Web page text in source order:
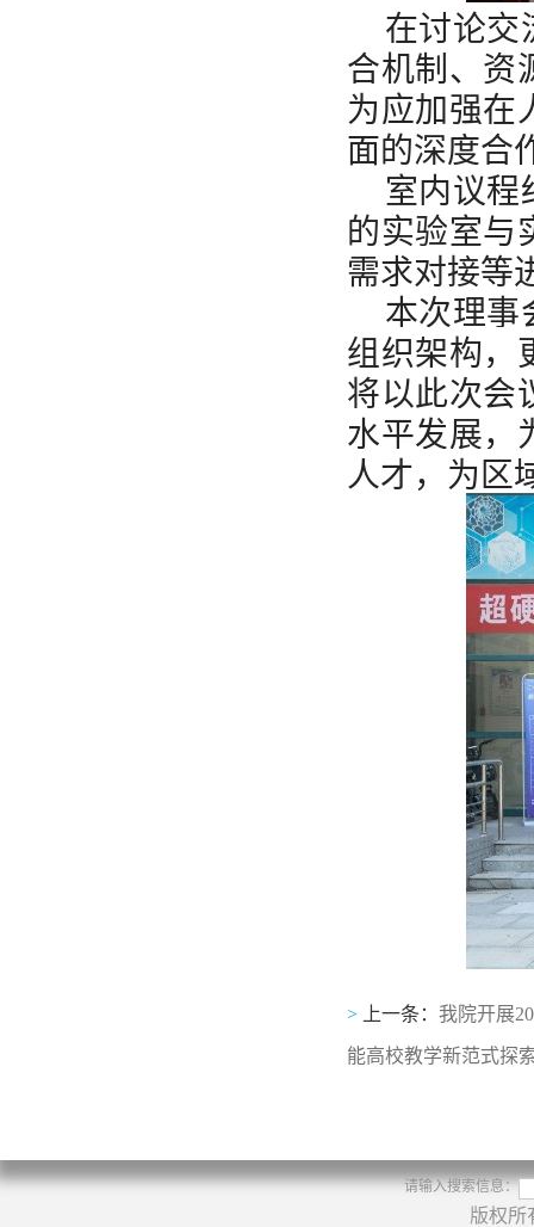
在讨论交
合机制、资
为应加强在
面的深度合
室内议
的实验室与
需求对接等
本次理事
组织架构，
将以此次会
水平发展，
人才，为区
> 上一条： 我院开展
能高校教学新范式探
请输入搜索信息：
版权所